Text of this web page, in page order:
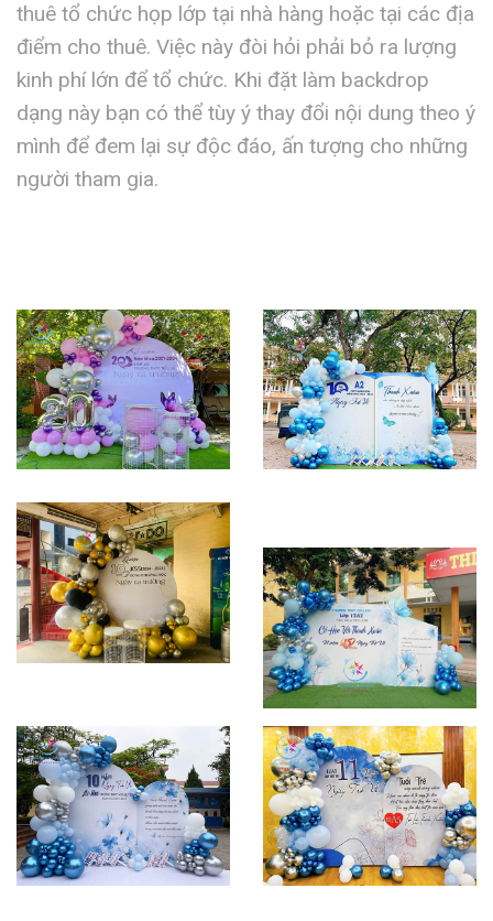
thuê tổ chức họp lớp tại nhà hàng hoặc tại các địa
điểm cho thuê. Việc này đòi hỏi phải bỏ ra lượng
kinh phí lớn để tổ chức. Khi đặt làm backdrop
dạng này bạn có thể tùy ý thay đổi nội dung theo ý
mình để đem lại sự độc đáo, ấn tượng cho những
người tham gia.